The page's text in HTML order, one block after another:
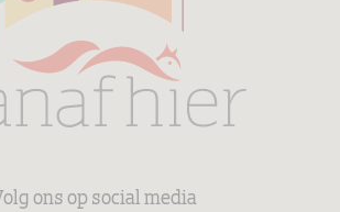
ons op social media